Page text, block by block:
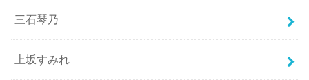
三石琴乃
上坂すみれ